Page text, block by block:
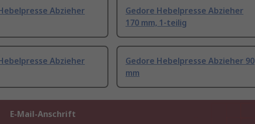
Abzieher
Gedore Hebelpresse Abzieher
170 mm, 1-teilig
Abzieher
Gedore Hebelpresse Abzieher 90
mm
E-Mail-Anschrift